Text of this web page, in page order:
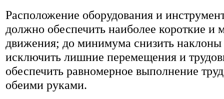
Расположение оборудования и
должно обеспечить наиболее короткие и
движения; до минимума снизить
исключить лишние перемещения и
обеспечить равномерное выполнение
обеими руками.